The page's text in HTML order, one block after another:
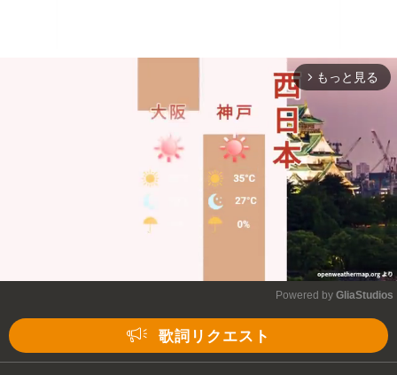
arrow_forward_ios もっと見る
Powered by GliaStudios
歌詞リクエスト